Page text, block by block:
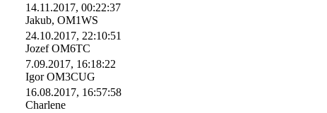
14.11.2017, 00:22:37
Jakub, OM1WS
24.10.2017, 22:10:51
Jozef OM6TC
7.09.2017, 16:18:22
Igor OM3CUG
16.08.2017, 16:57:58
Charlene